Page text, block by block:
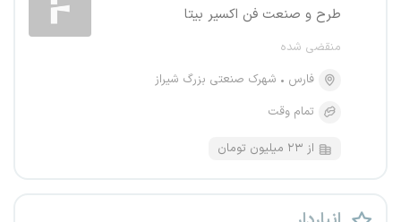
طرح و صنعت فن اکسیر بیتا
منقضی شده
فارس
شهرک صنعتی بزرگ شیراز
تمام وقت
از ۲۳ میلیون تومان